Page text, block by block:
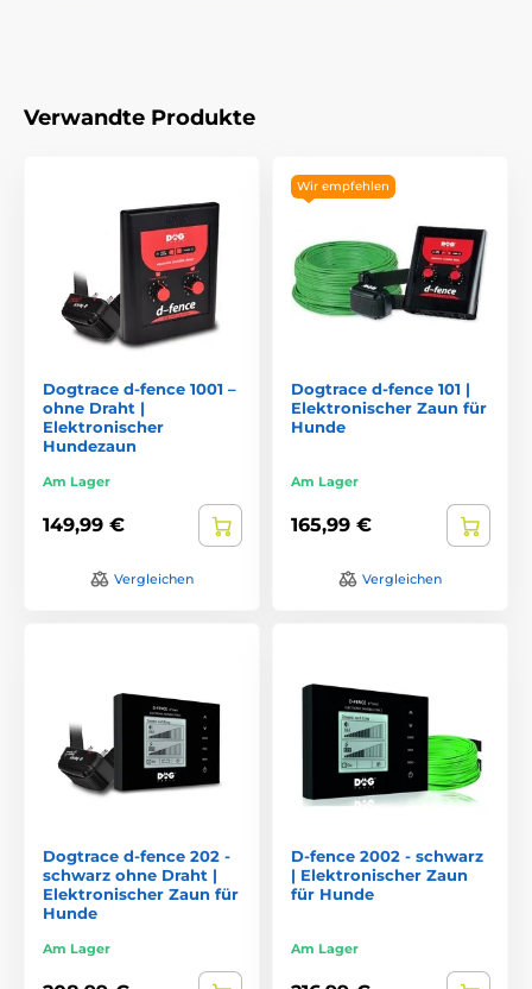
Verwandte Produkte
Dogtrace d‑fence 1001 –
ohne Draht |
Elektronischer
Hundezaun
Am Lager
149,99 €
Vergleichen
Wir empfehlen
Dogtrace d‑fence 101 |
Elektronischer Zaun für
Hunde
Am Lager
165,99 €
Vergleichen
Dogtrace d‑fence 202 -
schwarz ohne Draht |
Elektronischer Zaun für
Hunde
Am Lager
D‑fence 2002 - schwarz
| Elektronischer Zaun
für Hunde
Am Lager